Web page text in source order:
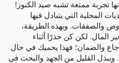
تجربة ممتعة تشبه صيد الكنوز!
المحلية التي يتبادل فيها
والصفقات. وبهذه الطريقة،
المال. لكن كن حذرًا أثناء
والضمان؛ فهذا يحميك في حال
القليل من الجهد والبحث في